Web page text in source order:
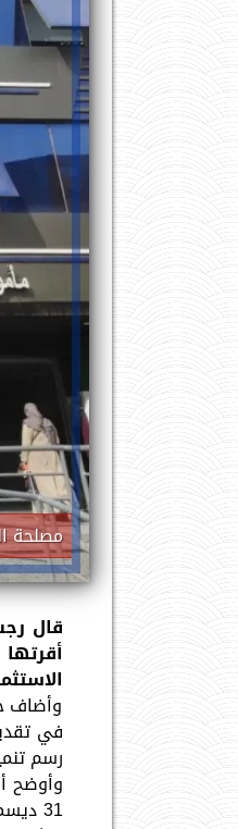
مصلحة
قال
وأضاف
في
رسم
وأوضح